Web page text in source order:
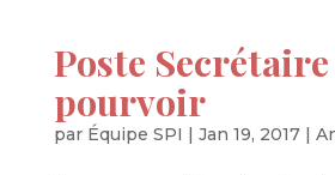
Poste
pourvoir
par Équipe SPI | Jan 19, 2017|